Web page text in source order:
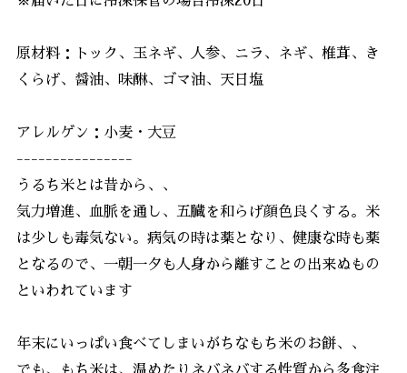
原材料：トック、玉ネギ、人参、ニラ、ネギ、椎茸、き
くらげ、醤油、味醂、ゴマ油、天日塩
アレルゲン：小麦・大豆
----------------
うるち米とは昔から、、
気力増進、血脈を通し、五臓を和らげ顔色良くする。米
は少しも毒気ない。病気の時は薬となり、健康な時も薬
となるので、一朝一夕も人身から離すことの出来ぬもの
といわれています
年末にいっぱい食べてしまいがちなもち米のお餅、、
でも、もち米は、温めたりネバネバする性質から多食注